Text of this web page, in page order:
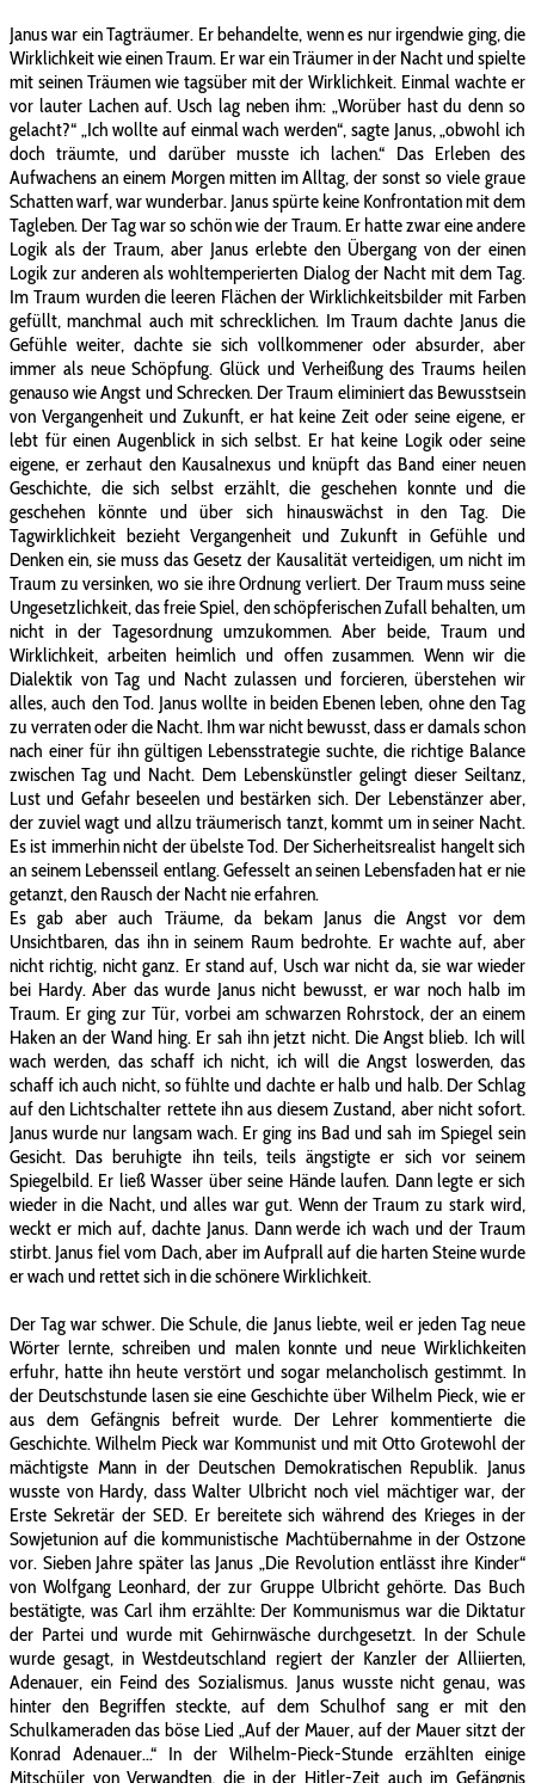
Janus war ein Tagträumer. Er behandelte, wenn es nur irgendwie ging, die
Wirklichkeit wie einen Traum. Er war ein Träumer in der Nacht und spielte
mit seinen Träumen wie tagsüber mit der Wirklichkeit. Einmal wachte er
vor lauter Lachen auf. Usch lag neben ihm: „Worüber hast du denn so
gelacht?“ „Ich wollte auf einmal wach werden“, sagte Janus, „obwohl ich
doch träumte, und darüber musste ich lachen.“ Das Erleben des
Aufwachens an einem Morgen mitten im Alltag, der sonst so viele graue
Schatten warf, war wunderbar. Janus spürte keine Konfrontation mit dem
Tagleben. Der Tag war so schön wie der Traum. Er hatte zwar eine andere
Logik als der Traum, aber Janus erlebte den Übergang von der einen
Logik zur anderen als wohltemperierten Dialog der Nacht mit dem Tag.
Im Traum wurden die leeren Flächen der Wirklichkeitsbilder mit Farben
gefüllt, manchmal auch mit schrecklichen. Im Traum dachte Janus die
Gefühle weiter, dachte sie sich vollkommener oder absurder, aber
immer als neue Schöpfung. Glück und Verheißung des Traums heilen
genauso wie Angst und Schrecken. Der Traum eliminiert das Bewusstsein
von Vergangenheit und Zukunft, er hat keine Zeit oder seine eigene, er
lebt für einen Augenblick in sich selbst. Er hat keine Logik oder seine
eigene, er zerhaut den Kausalnexus und knüpft das Band einer neuen
Geschichte, die sich selbst erzählt, die geschehen konnte und die
geschehen könnte und über sich hinauswächst in den Tag. Die
Tagwirklichkeit bezieht Vergangenheit und Zukunft in Gefühle und
Denken ein, sie muss das Gesetz der Kausalität verteidigen, um nicht im
Traum zu versinken, wo sie ihre Ordnung verliert. Der Traum muss seine
Ungesetzlichkeit, das freie Spiel, den schöpferischen Zufall behalten, um
nicht in der Tagesordnung umzukommen. Aber beide, Traum und
Wirklichkeit, arbeiten heimlich und offen zusammen. Wenn wir die
Dialektik von Tag und Nacht zulassen und forcieren, überstehen wir
alles, auch den Tod. Janus wollte in beiden Ebenen leben, ohne den Tag
zu verraten oder die Nacht. Ihm war nicht bewusst, dass er damals schon
nach einer für ihn gültigen Lebensstrategie suchte, die richtige Balance
zwischen Tag und Nacht. Dem Lebenskünstler gelingt dieser Seiltanz,
Lust und Gefahr beseelen und bestärken sich. Der Lebenstänzer aber,
der zuviel wagt und allzu träumerisch tanzt, kommt um in seiner Nacht.
Es ist immerhin nicht der übelste Tod. Der Sicherheitsrealist hangelt sich
an seinem Lebensseil entlang. Gefesselt an seinen Lebensfaden hat er nie
getanzt, den Rausch der Nacht nie erfahren.
Es gab aber auch Träume, da bekam Janus die Angst vor dem
Unsichtbaren, das ihn in seinem Raum bedrohte. Er wachte auf, aber
nicht richtig, nicht ganz. Er stand auf, Usch war nicht da, sie war wieder
bei Hardy. Aber das wurde Janus nicht bewusst, er war noch halb im
Traum. Er ging zur Tür, vorbei am schwarzen Rohrstock, der an einem
Haken an der Wand hing. Er sah ihn jetzt nicht. Die Angst blieb. Ich will
wach werden, das schaff ich nicht, ich will die Angst loswerden, das
schaff ich auch nicht, so fühlte und dachte er halb und halb. Der Schlag
auf den Lichtschalter rettete ihn aus diesem Zustand, aber nicht sofort.
Janus wurde nur langsam wach. Er ging ins Bad und sah im Spiegel sein
Gesicht. Das beruhigte ihn teils, teils ängstigte er sich vor seinem
Spiegelbild. Er ließ Wasser über seine Hände laufen. Dann legte er sich
wieder in die Nacht, und alles war gut. Wenn der Traum zu stark wird,
weckt er mich auf, dachte Janus. Dann werde ich wach und der Traum
stirbt. Janus fiel vom Dach, aber im Aufprall auf die harten Steine wurde
er wach und rettet sich in die schönere Wirklichkeit.
Der Tag war schwer. Die Schule, die Janus liebte, weil er jeden Tag neue
Wörter lernte, schreiben und malen konnte und neue Wirklichkeiten
erfuhr, hatte ihn heute verstört und sogar melancholisch gestimmt. In
der Deutschstunde lasen sie eine Geschichte über Wilhelm Pieck, wie er
aus dem Gefängnis befreit wurde. Der Lehrer kommentierte die
Geschichte. Wilhelm Pieck war Kommunist und mit Otto Grotewohl der
mächtigste Mann in der Deutschen Demokratischen Republik. Janus
wusste von Hardy, dass Walter Ulbricht noch viel mächtiger war, der
Erste Sekretär der SED. Er bereitete sich während des Krieges in der
Sowjetunion auf die kommunistische Machtübernahme in der Ostzone
vor. Sieben Jahre später las Janus „Die Revolution entlässt ihre Kinder“
von Wolfgang Leonhard, der zur Gruppe Ulbricht gehörte. Das Buch
bestätigte, was Carl ihm erzählte: Der Kommunismus war die Diktatur
der Partei und wurde mit Gehirnwäsche durchgesetzt. In der Schule
wurde gesagt, in Westdeutschland regiert der Kanzler der Alliierten,
Adenauer, ein Feind des Sozialismus. Janus wusste nicht genau, was
hinter den Begriffen steckte, auf dem Schulhof sang er mit den
Schulkameraden das böse Lied „Auf der Mauer, auf der Mauer sitzt der
Konrad Adenauer...“ In der Wilhelm-Pieck-Stunde erzählten einige
Mitschüler von Verwandten, die in der Hitler-Zeit auch im Gefängnis